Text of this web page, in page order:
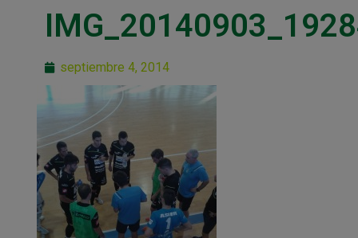
septiembre 4, 2014